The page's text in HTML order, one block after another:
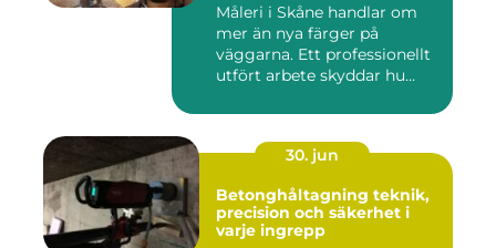
Måleri i Skåne handlar om
mer än nya färger på
väggarna. Ett professionellt
utfört arbete skyddar hu...
30. jun
Betonghåltagning teknik,
precision och säkerhet i
varje ingrepp